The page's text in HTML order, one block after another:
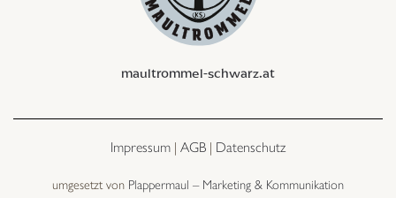
maultrommel-schwarz.at
Impressum | AGB | Datenschutz
umgesetzt von Plappermaul – Marketing & Kommunikation